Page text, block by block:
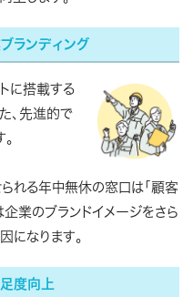
ランディング
に搭載する
、先進的で
れる年中無休の窓口は「顧客
企業のブランドイメージをさら
になります。
度向上